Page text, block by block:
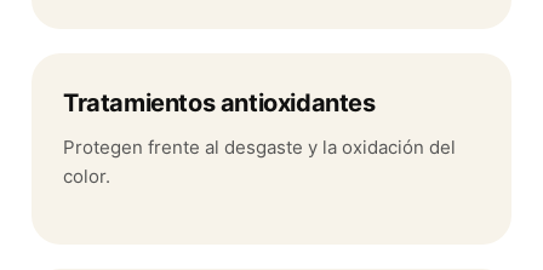
Tratamientos antioxidantes
Protegen frente al desgaste y la oxidación del
color.